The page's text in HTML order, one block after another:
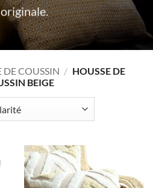
DE COUSSIN / HOUSSE DE
BEIGE